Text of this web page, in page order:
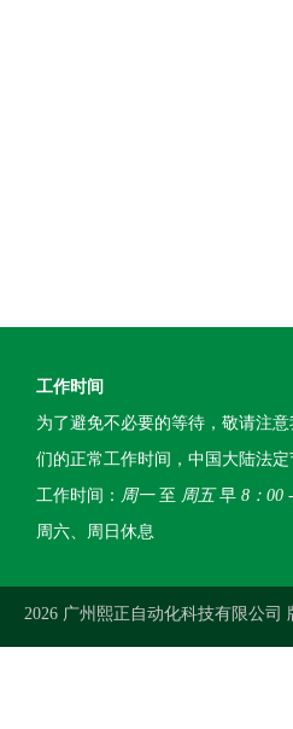
工作时间
为了避免不必要的等待，敬请注
们的正常工作时间，中国大陆法定
工作时间： 周一至 周五早 8：00
周六、周日休息
2026 广州熙正自动化科技有限公司